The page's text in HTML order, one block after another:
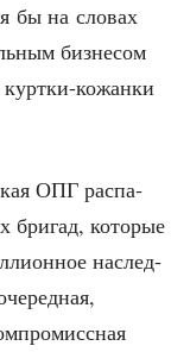
бы на сло­вах
биз­не­сом
кожан­ки
ОПГ рас­па­
бри­гад, кото­рые
наслед­